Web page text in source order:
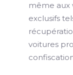
même aux
exclusifs
voitures